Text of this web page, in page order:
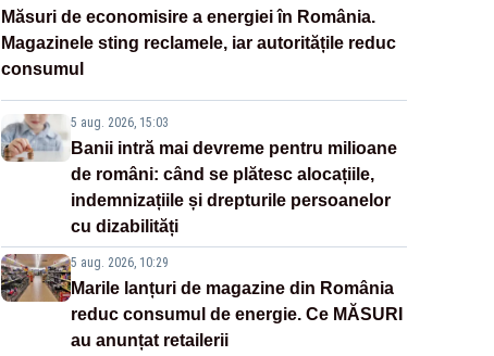
Măsuri de economisire a energiei în România.
Magazinele sting reclamele, iar autoritățile reduc
consumul
5 aug. 2026, 15:03
Banii intră mai devreme pentru milioane
de români: când se plătesc alocațiile,
indemnizațiile și drepturile persoanelor
cu dizabilități
5 aug. 2026, 10:29
Marile lanțuri de magazine din România
reduc consumul de energie. Ce MĂSURI
au anunțat retailerii